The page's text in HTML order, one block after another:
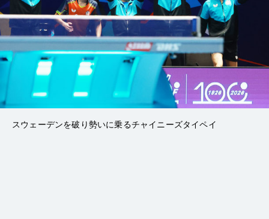
スウェーデンを破り勢いに乗るチャイニーズタイペイ